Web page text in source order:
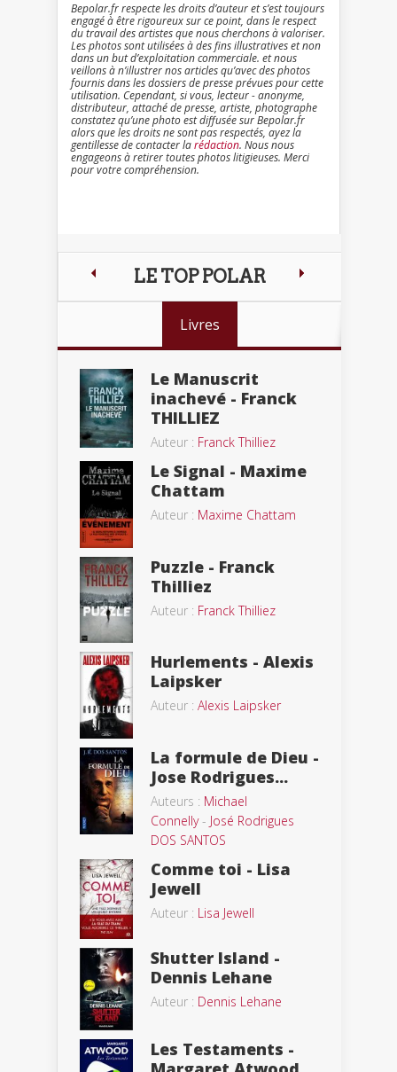
Bepolar.fr respecte les droits d’auteur et s’est toujours
engagé à être rigoureux sur ce point, dans le respect
du travail des artistes que nous cherchons à valoriser.
Les photos sont utilisées à des fins illustratives et non
dans un but d’exploitation commerciale. et nous
veillons à n’illustrer nos articles qu’avec des photos
fournis dans les dossiers de presse prévues pour cette
utilisation. Cependant, si vous, lecteur - anonyme,
distributeur, attaché de presse, artiste, photographe
constatez qu’une photo est diffusée sur Bepolar.fr
alors que les droits ne sont pas respectés, ayez la
gentillesse de contacter larédaction. Nous nous
engageons à retirer toutes photos litigieuses. Merci
pour votre compréhension.
LE TOP POLAR
Livres
Le Manuscrit
inachevé - Franck
THILLIEZ
Auteur : Franck Thilliez
Le Signal - Maxime
Chattam
Auteur : Maxime Chattam
Puzzle - Franck
Thilliez
Auteur : Franck Thilliez
Hurlements - Alexis
Laipsker
Auteur : Alexis Laipsker
La formule de Dieu -
Jose Rodrigues...
Auteurs : Michael
Connelly- José Rodrigues
DOS SANTOS
Comme toi - Lisa
Jewell
Auteur : Lisa Jewell
Shutter Island -
Dennis Lehane
Auteur : Dennis Lehane
Les Testaments -